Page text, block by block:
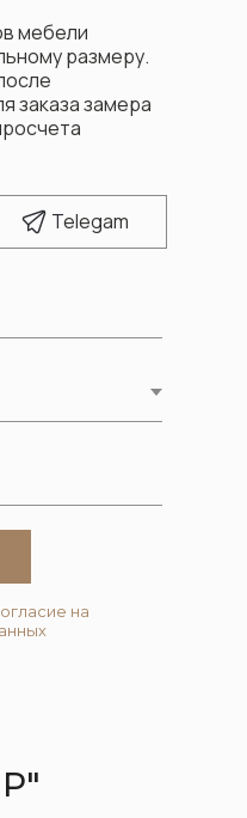
Telegam
мебели
размеру.
заказа замера
на